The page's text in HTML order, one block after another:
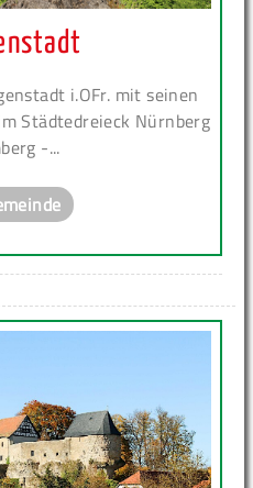
i.OFr. mit seinen
Städtedreieck Nürnberg
-...